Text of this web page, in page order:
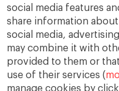
social media features
share information
social media,
may combine it with
provided to them or
use of their services (
manage cookies by
Tweets por